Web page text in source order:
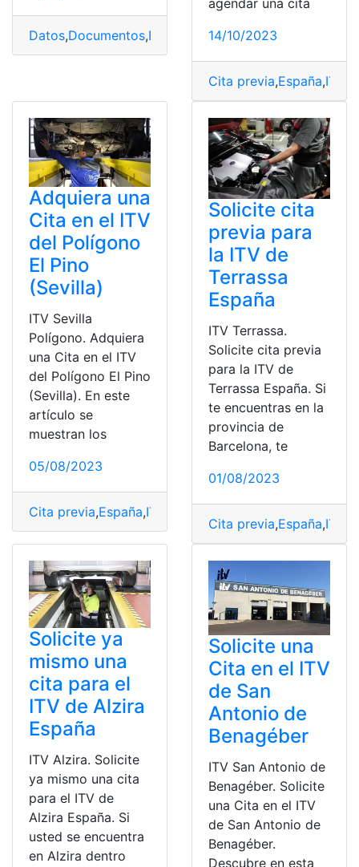
Datos,Documentos,España ITV,Pagos
14/10/2023
Cita previa,España,ITV
Adquiera una
Cita en el ITV
del Polígono
El Pino
(Sevilla)
ITV Sevilla
Polígono. Adquiera
una Cita en el ITV
del Polígono El Pino
(Sevilla). En este
artículo se
muestran los
05/08/2023
Cita previa,España,ITV
Solicite cita
previa para
la ITV de
Terrassa
España
ITV Terrassa.
Solicite cita previa
para la ITV de
Terrassa España. Si
te encuentras en la
provincia de
Barcelona, te
01/08/2023
Cita previa,España,ITV
Solicite ya
mismo una
cita para el
ITV de Alzira
España
ITV Alzira. Solicite
ya mismo una cita
para el ITV de
Alzira España. Si
usted se encuentra
en Alzira dentro
Solicite una
Cita en el ITV
de San
Antonio de
Benagéber
ITV San Antonio de
Benagéber. Solicite
una Cita en el ITV
de San Antonio de
Benagéber.
Descubre en esta